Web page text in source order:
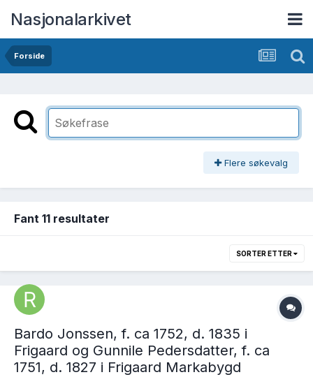
Nasjonalarkivet
Forside
Flere søkevalg
Fant 11 resultater
SORTER ETTER
Bardo Jonssen, f. ca 1752, d. 1835 i
Frigaard og Gunnile Pedersdatter, f. ca
1751, d. 1827 i Frigaard Markabygd